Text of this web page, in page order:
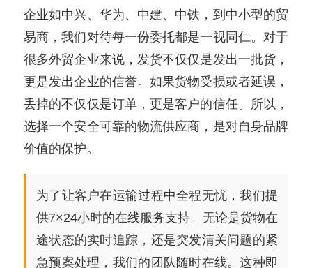
企业如中兴、华为、中建、中铁，到中小型的贸
易商，我们对待每一份委托都是一视同仁。对于
很多外贸企业来说，发货不仅仅是发出一批货，
更是发出企业的信誉。如果货物受损或者延误，
丢掉的不仅仅是订单，更是客户的信任。所以，
选择一个安全可靠的物流供应商，是对自身品牌
价值的保护。
为了让客户在运输过程中全程无忧，我们提
供7×24小时的在线服务支持。无论是货物在
途状态的实时追踪，还是突发清关问题的紧
急预案处理，我们的团队随时在线。这种即